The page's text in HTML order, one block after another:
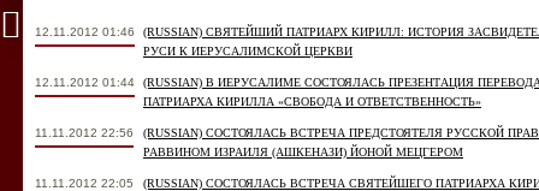
12.11.2012 01:46
(RUSSIAN) СВЯТЕЙШИЙ ПАТРИАРХ КИРИЛЛ: ИСТОРИЯ
РУСИ К ИЕРУСАЛИМСКОЙ ЦЕРКВИ
12.11.2012 01:44
(RUSSIAN) В ИЕРУСАЛИМЕ СОСТОЯЛАСЬ ПРЕЗЕНТАЦИЯ
ПАТРИАРХА КИРИЛЛА «СВОБОДА И ОТВЕТСТВЕННОСТЬ»
11.11.2012 22:56
(RUSSIAN) СОСТОЯЛАСЬ ВСТРЕЧА ПРЕДСТОЯТЕЛЯ РУССКОЙ
РАВВИНОМ ИЗРАИЛЯ (АШКЕНАЗИ) ЙОНОЙ МЕЦГЕРОМ
11.11.2012 22:05
(RUSSIAN) СОСТОЯЛАСЬ ВСТРЕЧА СВЯТЕЙШЕГО ПАТРИАРХА